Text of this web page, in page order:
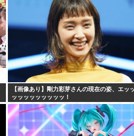
【画像あり】剛力彩芽さんの現在の姿、エッ
ッッッッッッッッッ！